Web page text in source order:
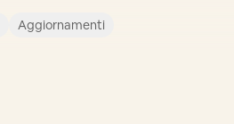
Aggiornamenti